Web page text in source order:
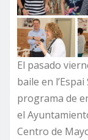
El pasado
baile en
programa de
el
Centro de